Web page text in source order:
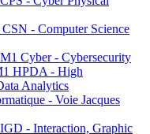
- Computer Science
Cyber - Cybersecurity
HPDA - High
Analytics
- Voie Jacques
- Interaction, Graphic